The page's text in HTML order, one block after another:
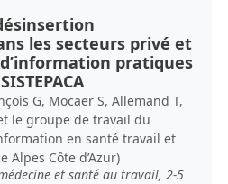
les secteurs privé et
pratiques
G, Mocaer S, Allemand T,
le groupe de travail du
en santé travail et
Alpes Côte d’Azur)
et santé au travail, 2-5